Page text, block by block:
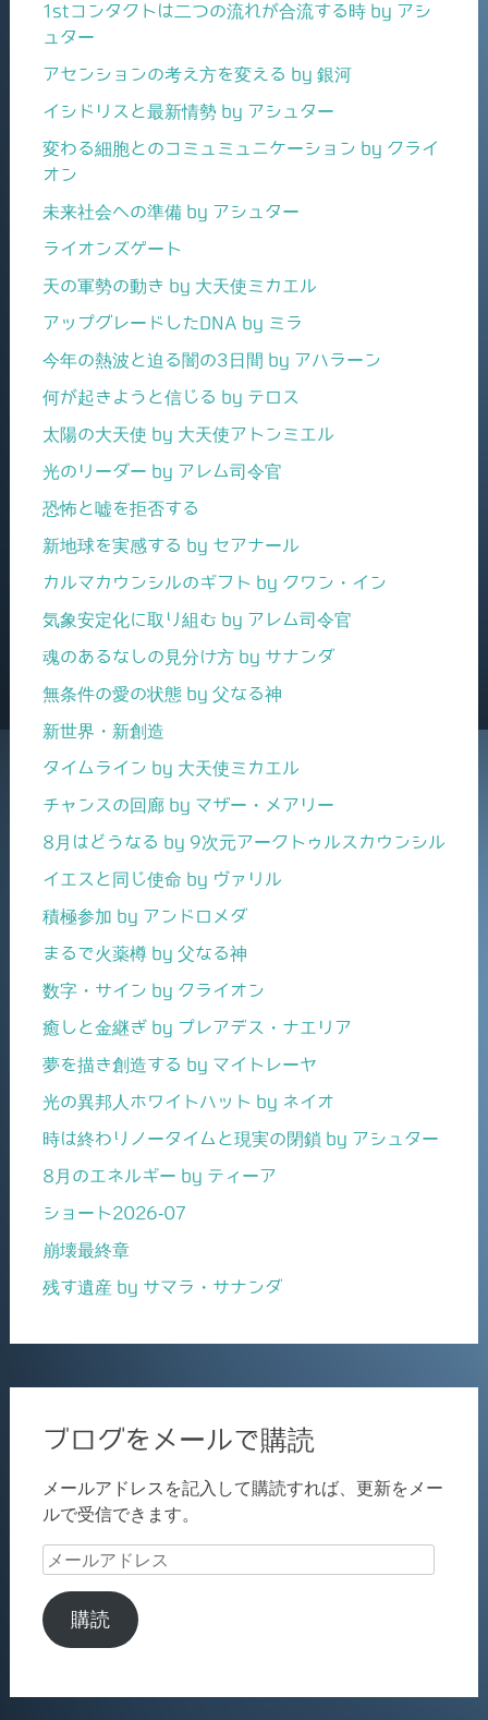
1stコンタクトは二つの流れが合流する時 by アシ
ュター
アセンションの考え方を変える by 銀河
イシドリスと最新情勢 by アシュター
変わる細胞とのコミュミュニケーション by クライ
オン
未来社会への準備 by アシュター
ライオンズゲート
天の軍勢の動き by 大天使ミカエル
アップグレードしたDNA by ミラ
今年の熱波と迫る闇の3日間 by アハラーン
何が起きようと信じる by テロス
太陽の大天使 by 大天使アトンミエル
光のリーダー by アレム司令官
恐怖と嘘を拒否する
新地球を実感する by セアナール
カルマカウンシルのギフト by クワン・イン
気象安定化に取り組む by アレム司令官
魂のあるなしの見分け方 by サナンダ
無条件の愛の状態 by 父なる神
新世界・新創造
タイムライン by 大天使ミカエル
チャンスの回廊 by マザー・メアリー
8月はどうなる by 9次元アークトゥルスカウンシル
イエスと同じ使命 by ヴァリル
積極参加 by アンドロメダ
まるで火薬樽 by 父なる神
数字・サイン by クライオン
癒しと金継ぎ by プレアデス・ナエリア
夢を描き創造する by マイトレーヤ
光の異邦人ホワイトハット by ネイオ
時は終わりノータイムと現実の閉鎖 by アシュター
8月のエネルギー by ティーア
ショート2026-07
崩壊最終章
残す遺産 by サマラ・サナンダ
ブログをメールで購読
メールアドレスを記入して購読すれば、更新をメー
ルで受信できます。
メ
ル
ア
購読